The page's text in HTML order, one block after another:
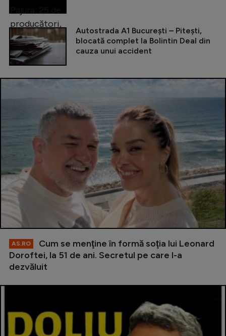
Autostrada A1 București – Pitești,
blocată complet la Bolintin Deal din
cauza unui accident
AS.RO
Cum se menţine în formă soţia lui Leonard
Doroftei, la 51 de ani. Secretul pe care l-a
dezvăluit